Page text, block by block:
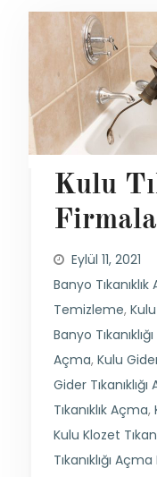
Kulu
Eylül 11, 2021
Banyo
Temizleme,
Banyo
Açma, Kulu
Gider
Tıkanıklık Açma,
Kulu Klozet
Tıkanıklığı